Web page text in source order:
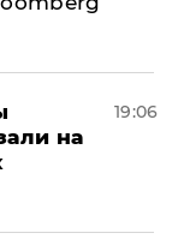
на
19:06